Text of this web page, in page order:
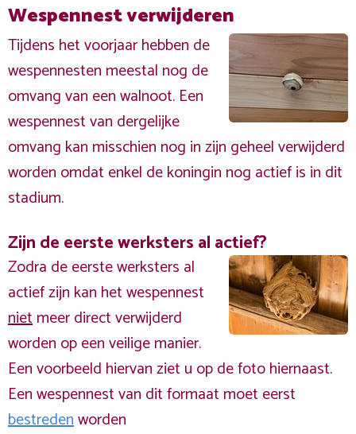
Wespennest verwijderen
Tijdens het voorjaar hebben de
wespennesten meestal nog de
omvang van een walnoot. Een
wespennest van dergelijke
omvang kan misschien nog in zijn geheel verwijderd
worden omdat enkel de koningin nog actief is in dit
stadium.
Zijn de eerste werksters al actief?
Zodra de eerste werksters al
actief zijn kan het wespennest
nietmeer direct verwijderd
worden op een veilige manier.
Een voorbeeld hiervan ziet u op de foto hiernaast.
Een wespennest van dit formaat moet eerst
bestredenworden